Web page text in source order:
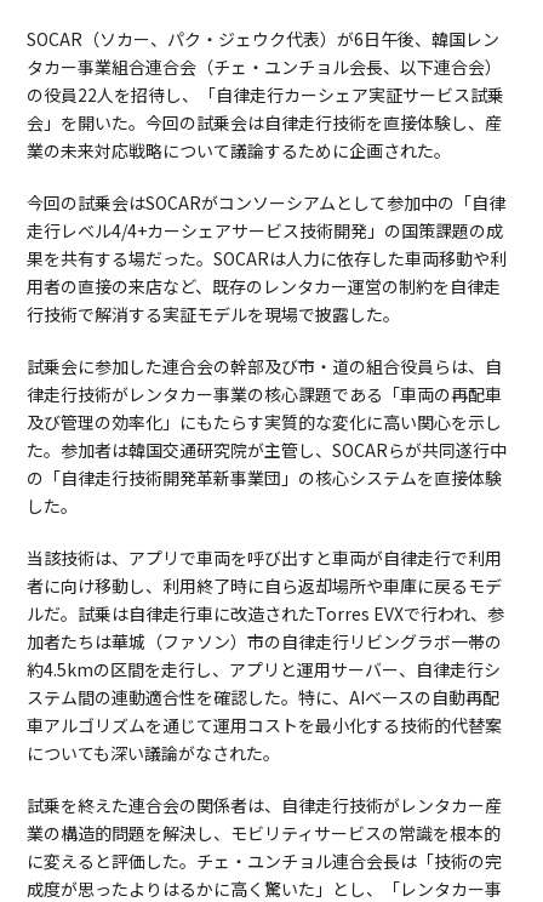
SOCAR（ソカー、パク・ジェウク代表）が6日午後、韓国レン
タカー事業組合連合会（チェ・ユンチョル会長、以下連合会）
の役員22人を招待し、「自律走行カーシェア実証サービス試乗
会」を開いた。今回の試乗会は自律走行技術を直接体験し、産
業の未来対応戦略について議論するために企画された。
今回の試乗会はSOCARがコンソーシアムとして参加中の「自律
走行レベル4/4+カーシェアサービス技術開発」の国策課題の成
果を共有する場だった。SOCARは人力に依存した車両移動や利
用者の直接の来店など、既存のレンタカー運営の制約を自律走
行技術で解消する実証モデルを現場で披露した。
試乗会に参加した連合会の幹部及び市・道の組合役員らは、自
律走行技術がレンタカー事業の核心課題である「車両の再配車
及び管理の効率化」にもたらす実質的な変化に高い関心を示し
た。参加者は韓国交通研究院が主管し、SOCARらが共同遂行中
の「自律走行技術開発革新事業団」の核心システムを直接体験
した。
当該技術は、アプリで車両を呼び出すと車両が自律走行で利用
者に向け移動し、利用終了時に自ら返却場所や車庫に戻るモデ
ルだ。試乗は自律走行車に改造されたTorres EVXで行われ、参
加者たちは華城（ファソン）市の自律走行リビングラボ一帯の
約4.5kmの区間を走行し、アプリと運用サーバー、自律走行シ
ステム間の連動適合性を確認した。特に、AIベースの自動再配
車アルゴリズムを通じて運用コストを最小化する技術的代替案
についても深い議論がなされた。
試乗を終えた連合会の関係者は、自律走行技術がレンタカー産
業の構造的問題を解決し、モビリティサービスの常識を根本的
に変えると評価した。チェ・ユンチョル連合会長は「技術の完
成度が思ったよりはるかに高く驚いた」とし、「レンタカー事